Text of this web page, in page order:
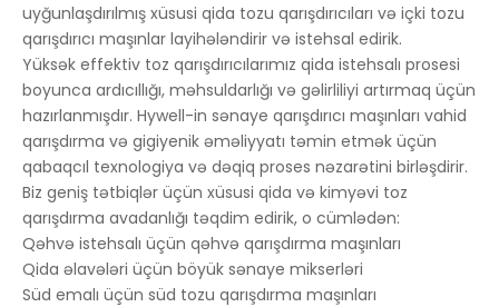
uyğunlaşdırılmış xüsusi qida tozu qarışdırıcıları və içki tozu
qarışdırıcı maşınlar layihələndirir və istehsal edirik.
Yüksək effektiv toz qarışdırıcılarımız qida istehsalı prosesi
boyunca ardıcıllığı, məhsuldarlığı və gəlirliliyi artırmaq üçün
hazırlanmışdır. Hywell-in sənaye qarışdırıcı maşınları vahid
qarışdırma və gigiyenik əməliyyatı təmin etmək üçün
qabaqcıl texnologiya və dəqiq proses nəzarətini birləşdirir.
Biz geniş tətbiqlər üçün xüsusi qida və kimyəvi toz
qarışdırma avadanlığı təqdim edirik, o cümlədən:
Qəhvə istehsalı üçün qəhvə qarışdırma maşınları
Qida əlavələri üçün böyük sənaye mikserləri
Süd emalı üçün süd tozu qarışdırma maşınları